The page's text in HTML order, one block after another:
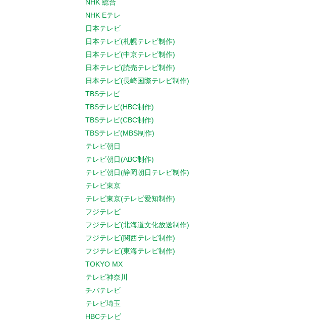
NHK 総合
NHK Eテレ
日本テレビ
日本テレビ(札幌テレビ制作)
日本テレビ(中京テレビ制作)
日本テレビ(読売テレビ制作)
日本テレビ(長崎国際テレビ制作)
TBSテレビ
TBSテレビ(HBC制作)
TBSテレビ(CBC制作)
TBSテレビ(MBS制作)
テレビ朝日
テレビ朝日(ABC制作)
テレビ朝日(静岡朝日テレビ制作)
テレビ東京
テレビ東京(テレビ愛知制作)
フジテレビ
フジテレビ(北海道文化放送制作)
フジテレビ(関西テレビ制作)
フジテレビ(東海テレビ制作)
TOKYO MX
テレビ神奈川
チバテレビ
テレビ埼玉
HBCテレビ